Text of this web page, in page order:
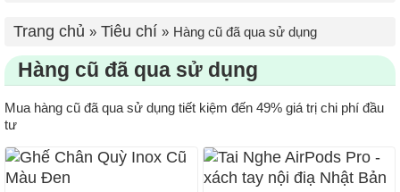
Trang chủ Tiêu chí Hàng cũ đã qua sử dụng
Hàng cũ đã qua sử dụng
Mua hàng cũ đã qua sử dụng tiết kiệm đến 49% giá trị chi phí đầu
tư